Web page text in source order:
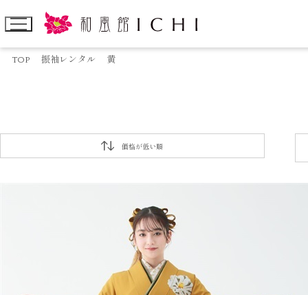
TOP 振袖レンタル 黄
価格が低い順